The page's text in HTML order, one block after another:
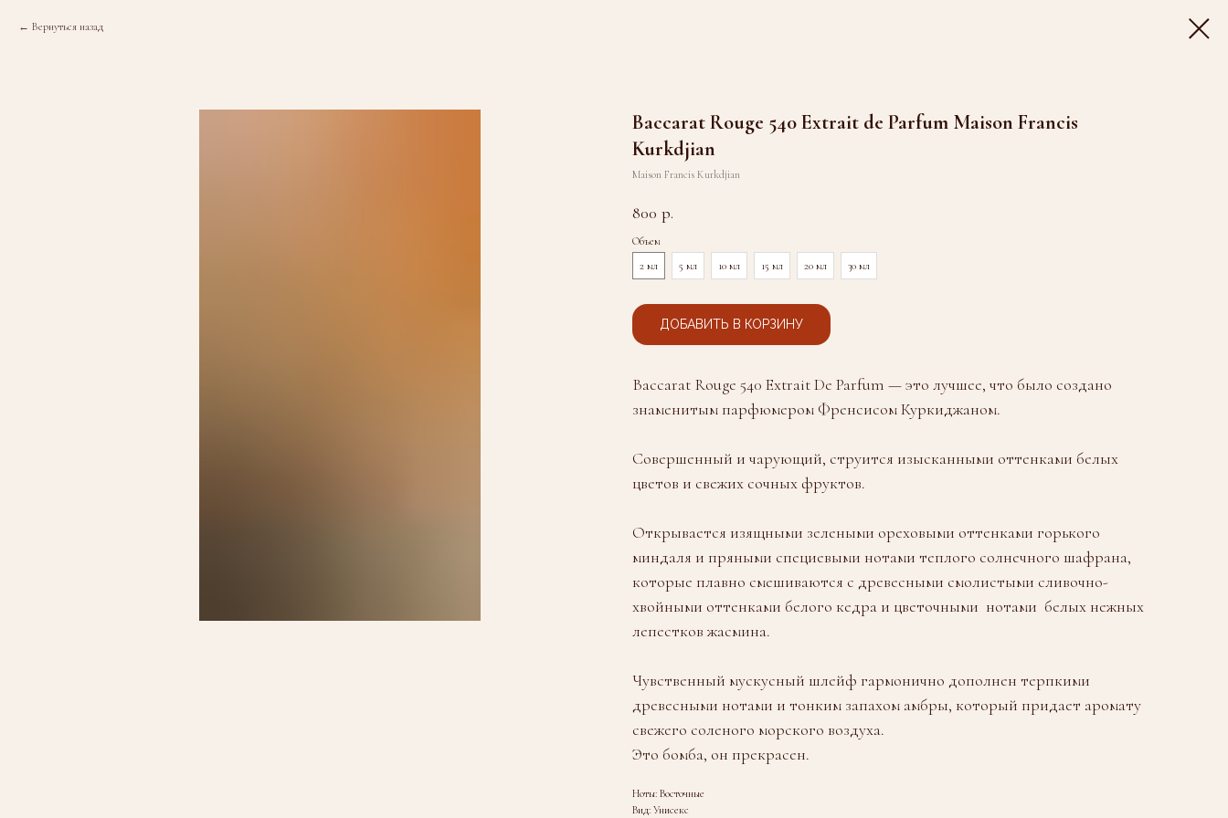
Вернуться назад
Baccarat Rouge 540 Extrait de Parfum Maison Francis
Kurkdjian
Maison Francis Kurkdjian
800 р.
Объем
2 мл
5 мл 10 мл 15 мл 20 мл 30 мл
ДОБАВИТЬ В КОРЗИНУ
Baccarat Rouge 540 Extrait De Parfum — это лучшее, что было создано
знаменитым парфюмером Френсисом Куркиджаном.
Совершенный и чарующий,​ струится изысканными оттенками белых
цветов и свежих сочных фруктов.
Открывается изящными зелеными ореховыми оттенками горького
миндаля и пряными специевыми нотами теплого солнечного шафрана,
которые плавно смешиваются с древесными смолистыми сливочно-
хвойными оттенками белого кедра и цветочными ​ нотами ​ белых нежных
лепестков жасмина.
Чувственный мускусный шлейф гармонично дополнен терпкими
древесными нотами и тонким запахом амбры, который придает аромату
свежего соленого морского воздуха.
Это бомба, он прекрасен.
Ноты: Восточные
Вид: Унисекс